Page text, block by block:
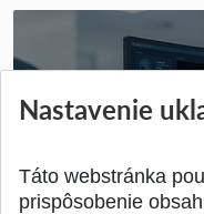
Europe na
Nastavenie
Táto webstránka
prispôsobenie